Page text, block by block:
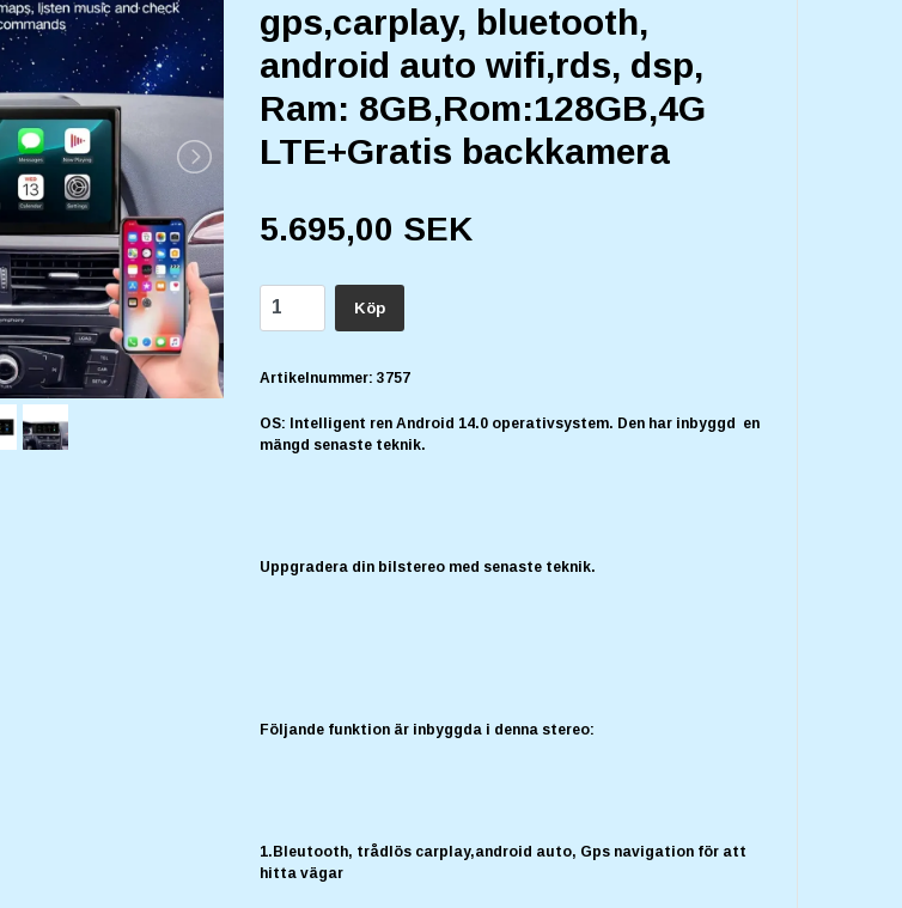
gps,carplay, bluetooth,
android auto wifi,rds, dsp,
Ram: 8GB,Rom:128GB,4G
LTE+Gratis backkamera
5.695,00 SEK
Köp
Artikelnummer: 3757
OS: Intelligent ren Android 14.0 operativsystem. Den har inbyggd en
mängd senaste teknik.
Uppgradera din bilstereo med senaste teknik.
Följande funktion är inbyggda i denna stereo:
1.Bleutooth, trådlös carplay,android auto, Gps navigation för att
hitta vägar